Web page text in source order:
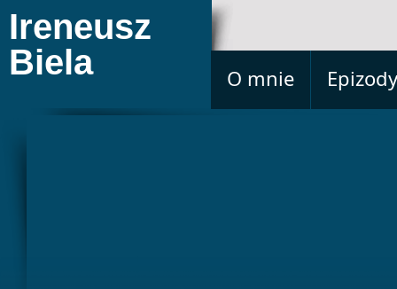
Ireneusz
Biela
O mnie Epizody